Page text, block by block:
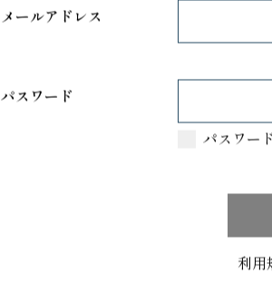
思わせる彩りと、やさしい甘さ
す。涼しげな味わいが楽しめる
メールアドレス
パスワード
パスワー
利用